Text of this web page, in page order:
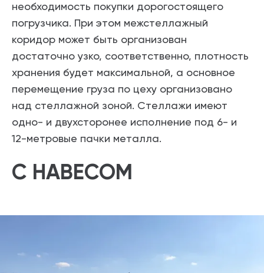
необходимость покупки дорогостоящего
погрузчика. При этом межстеллажный
коридор может быть организован
достаточно узко, соответственно, плотность
хранения будет максимальной, а основное
перемещение груза по цеху организовано
над стеллажной зоной. Стеллажи имеют
одно- и двухсторонее исполнение под 6- и
12-метровые пачки металла.
С НАВЕСОМ